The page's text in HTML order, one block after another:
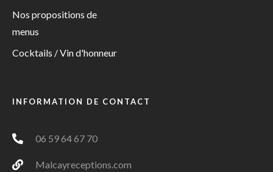
Nos propositions de
menus
Cocktails / Vin d'honneur
INFORMATION DE CONTACT
06 59 64 67 70
Malcayreceptions.com